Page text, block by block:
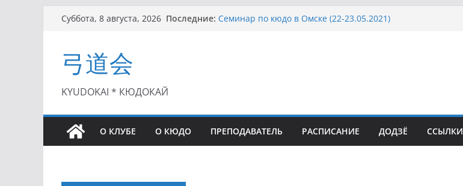
Перейти
Суббота, 8 августа, 2026 Последние: Семинар по кюдо в Омске (22-23.05.2021)
弓道会
KYUDOKAI * КЮДОКАЙ
О КЛУБЕ О КЮДО ПРЕПОДАВАТЕЛЬ РАСПИСАНИЕ ДОДЗЁ ССЫЛКИ